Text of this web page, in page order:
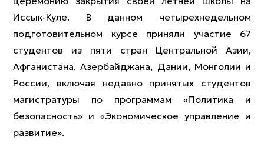
Иссык-Куле. В данном четырехнедельном
подготовительном курсе приняли участие 67
студентов из пяти стран Центральной Азии,
Афганистана, Азербайджана, Дании, Монголии и
России, включая недавно принятых студентов
магистратуры по программам «Политика и
безопасность» и «Экономическое управление и
развитие».